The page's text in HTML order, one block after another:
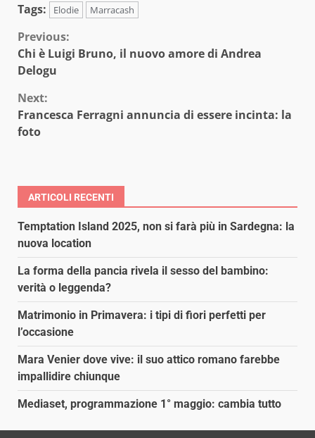
Tags:
Elodie Marracash
Continue
Reading
Previous:
Chi è Luigi Bruno, il nuovo amore di Andrea
Delogu
Next:
Francesca Ferragni annuncia di essere incinta: la
foto
ARTICOLI RECENTI
Temptation Island 2025, non si farà più in Sardegna: la
nuova location
La forma della pancia rivela il sesso del bambino:
verità o leggenda?
Matrimonio in Primavera: i tipi di fiori perfetti per
l’occasione
Mara Venier dove vive: il suo attico romano farebbe
impallidire chiunque
Mediaset, programmazione 1° maggio: cambia tutto